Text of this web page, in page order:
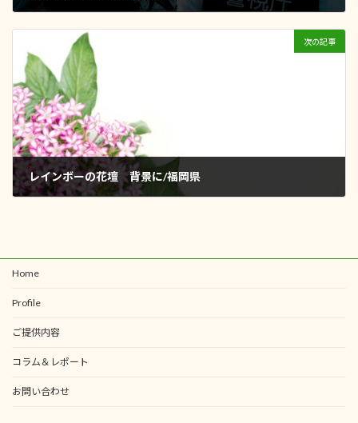
次の記事
レインボーの花壇 背景に/福岡県
Home
Profile
ご提供内容
コラム＆レポート
お問い合わせ